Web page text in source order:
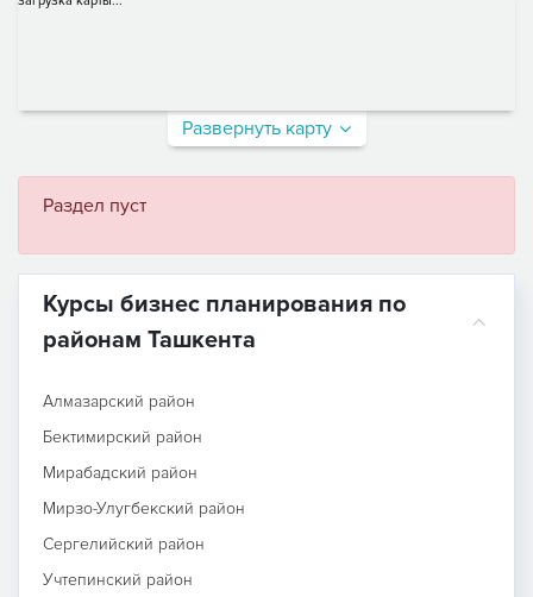
Развернуть карту
Раздел пуст
Курсы бизнес планирования по
районам Ташкента
Алмазарский район
Бектимирский район
Мирабадский район
Мирзо-Улугбекский район
Сергелийский район
Учтепинский район